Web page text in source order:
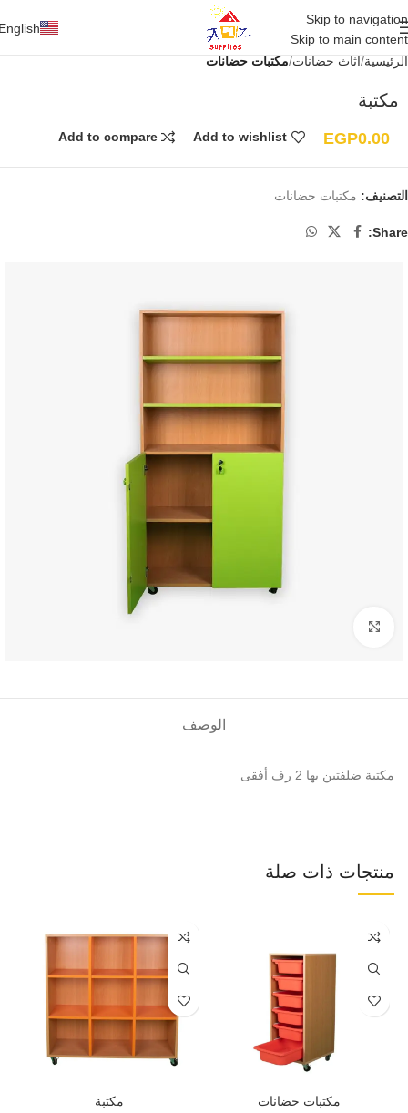
Skip to navigation
Skip to main content
الرئيسية أثاث حضانات مكتبات حضانات
مكتبة
EGP0.00
Add to wishlist
Add to compare
التصنيف: مكتبات حضانات
Share:
الوصف
مكتبة ضلفتين بها 2 رف أفقى
منتجات ذات صلة
مكتبات حضانات مكتبة